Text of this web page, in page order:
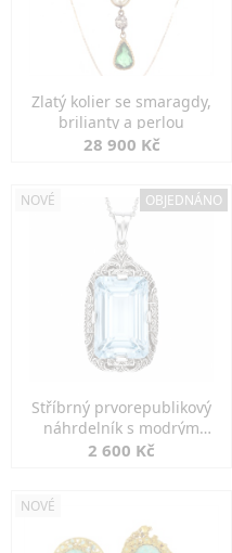
Zlatý kolier se smaragdy,
brilianty a perlou
28 900 Kč
NOVÉ OBJEDNÁNO
Stříbrný prvorepublikový
náhrdelník s modrým
spinelem
2 600 Kč
NOVÉ